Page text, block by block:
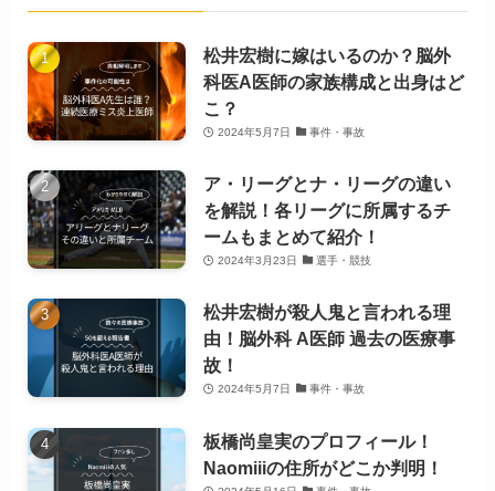
松井宏樹に嫁はいるのか？脳外
科医A医師の家族構成と出身はど
こ？
2024年5月7日 事件・事故
ア・リーグとナ・リーグの違い
を解説！各リーグに所属するチ
ームもまとめて紹介！
2024年3月23日 選手・競技
松井宏樹が殺人鬼と言われる理
由！脳外科 A医師 過去の医療事
故！
2024年5月7日 事件・事故
板橋尚皇実のプロフィール！
Naomiiiの住所がどこか判明！